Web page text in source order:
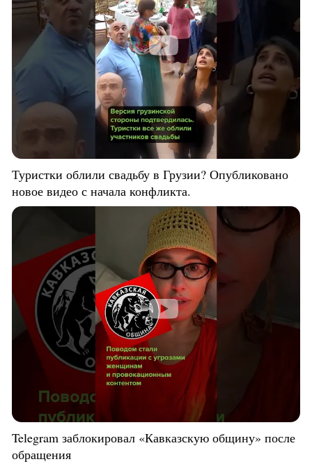
Туристки облили свадьбу в Грузии? Опубликовано
новое видео с начала конфликта.
Telegram заблокировал «Кавказскую общину» после
обращения